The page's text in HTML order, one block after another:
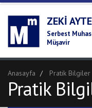
ZEKI
Serbest
Müşavir
Anasayfa Pratik Bilgiler
Pratik